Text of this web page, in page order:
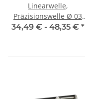
Linearwelle,
Präzisionswelle Ø 03
mm, je m ± 5 mm,
34,49 € - 48,35 € *